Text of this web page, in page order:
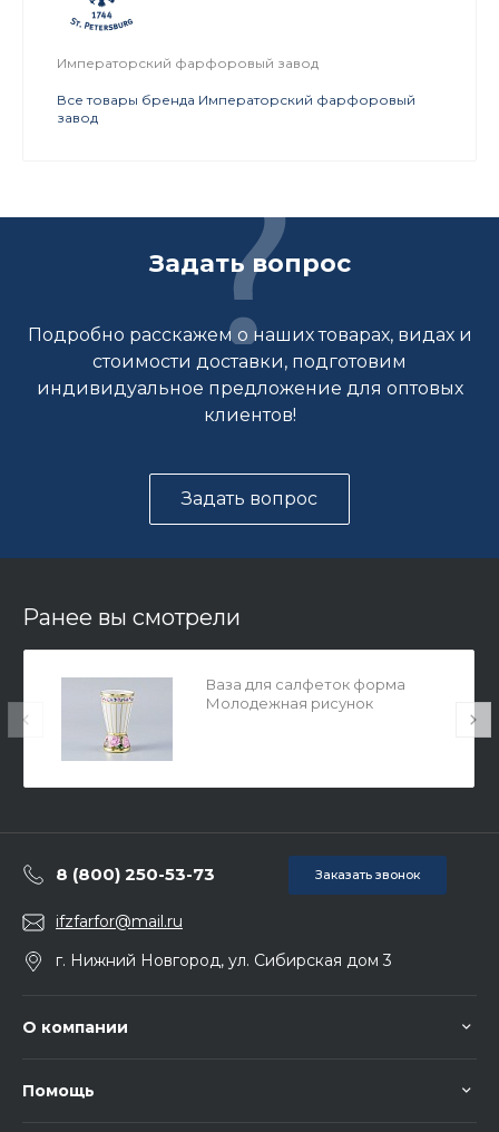
Императорский фарфоровый завод
Все товары бренда Императорский фарфоровый
завод
Задать вопрос
Подробно расскажем о наших товарах, видах и
стоимости доставки, подготовим
индивидуальное предложение для оптовых
клиентов!
Задать вопрос
Ранее вы смотрели
Ваза для салфеток форма
Молодежная рисунок
8 (800) 250-53-73 Заказать звонок
ifzfarfor@mail.ru
г. Нижний Новгород, ул. Сибирская дом 3
О компании
Помощь